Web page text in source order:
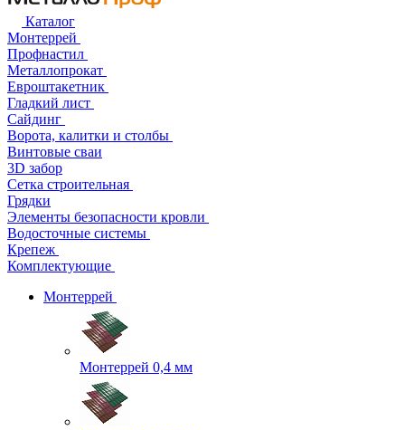
Каталог
Монтеррей
Профнастил
Металлопрокат
Евроштакетник
Гладкий лист
Сайдинг
Ворота, калитки и столбы
Винтовые сваи
3D забор
Сетка строительная
Грядки
Элементы безопасности кровли
Водосточные системы
Крепеж
Комплектующие
Монтеррей
Монтеррей 0,4 мм